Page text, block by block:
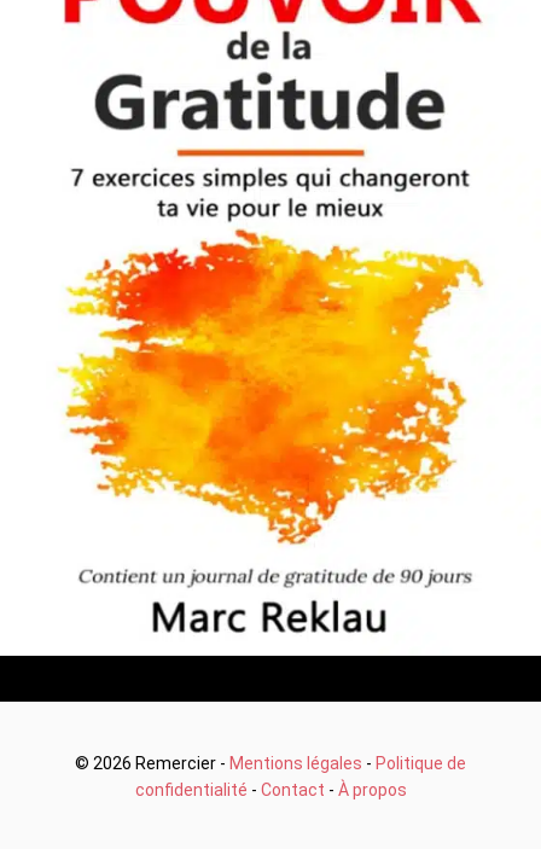
© 2026 Remercier - Mentions légales - Politique de
confidentialité - Contact - À propos